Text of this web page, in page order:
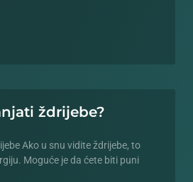
ždrijebe?
Ako u snu vidite ždrijebe, to
Moguće je da ćete biti puni